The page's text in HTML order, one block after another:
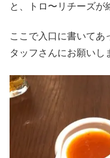
と、トロ〜リチーズが
ここで入口に書いてあ
タッフさんにお願いし